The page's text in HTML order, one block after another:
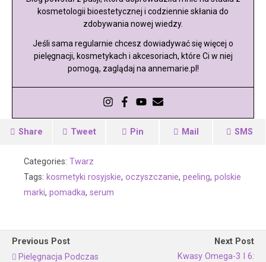
kosmetologii bioestetycznej i codziennie skłania do
zdobywania nowej wiedzy.
Jeśli sama regularnie chcesz dowiadywać się więcej o
pielęgnacji, kosmetykach i akcesoriach, które Ci w niej
pomogą, zaglądaj na annemarie.pl!
Share Tweet Pin Mail SMS
Categories: Twarz
Tags: kosmetyki rosyjskie, oczyszczanie, peeling, polskie
marki, pomadka, serum
Previous Post
Pielęgnacja Podczas
Next Post
Kwasy Omega-3 I 6: